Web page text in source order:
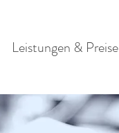
Leistungen & Preise